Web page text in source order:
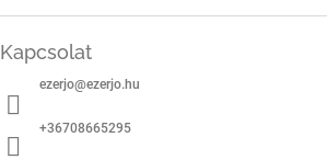
Kapcsolat
ezerjo@ezerjo.hu
+36708665295